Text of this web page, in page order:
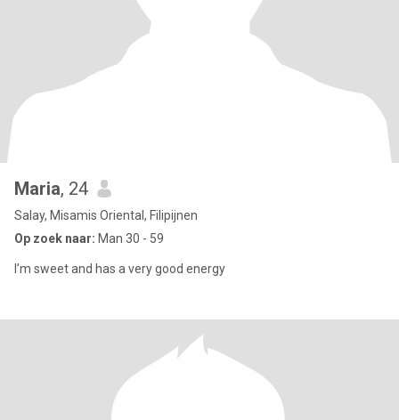
Maria, 24
Salay, Misamis Oriental, Filipijnen
Op zoek naar: Man 30 - 59
I’m sweet and has a very good energy